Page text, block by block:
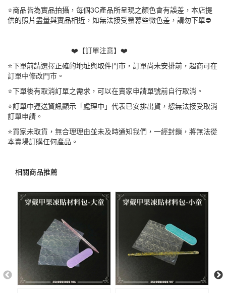
⭐商品皆為實品拍攝，每個3C產品所呈現之顏色會有誤差，本店提
供的照片盡量與實品相近，如無法接受螢幕些微色差，請勿下單⛔️
❤️【訂單注意】❤️
⭐下單前請選擇正確的地址與取件門市，訂單尚未安排前，超商可在
訂單中修改門市。
⭐下單後有取消訂單之需求，可以在賣家申請單號前自行取消。
⭐訂單中運送資訊顯示「處理中」代表已安排出貨，恕無法接受取消
訂單申請。
⭐買家未取貨，無合理理由並未及時通知我們，一經封鎖，將無法從
本賣場訂購任何產品。
相關商品推薦